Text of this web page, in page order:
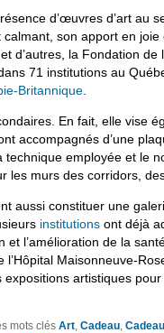
d’œuvres d’art au
son apport en joie
d’autres, la Fondation de
71 institutions au
Britannique
En fait, elle vise
accompagnés d’une
technique employée et le
les murs des corridors,
aussi constituer une
institutions ont déjà
l’amélioration de la
Maisonneuve-
artistiques
mots clés Art Cadeau